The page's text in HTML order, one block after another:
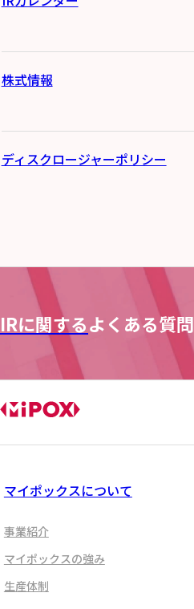
株式情報
ディスクロージャーポリシー
IRに関するよくある質問
マイポックスについて
事業紹介
マイポックスの強み
生産体制